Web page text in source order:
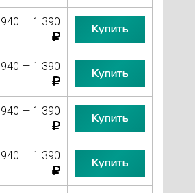
940 — 1 390
Купить
940 — 1 390
Купить
940 — 1 390
Купить
940 — 1 390
Купить